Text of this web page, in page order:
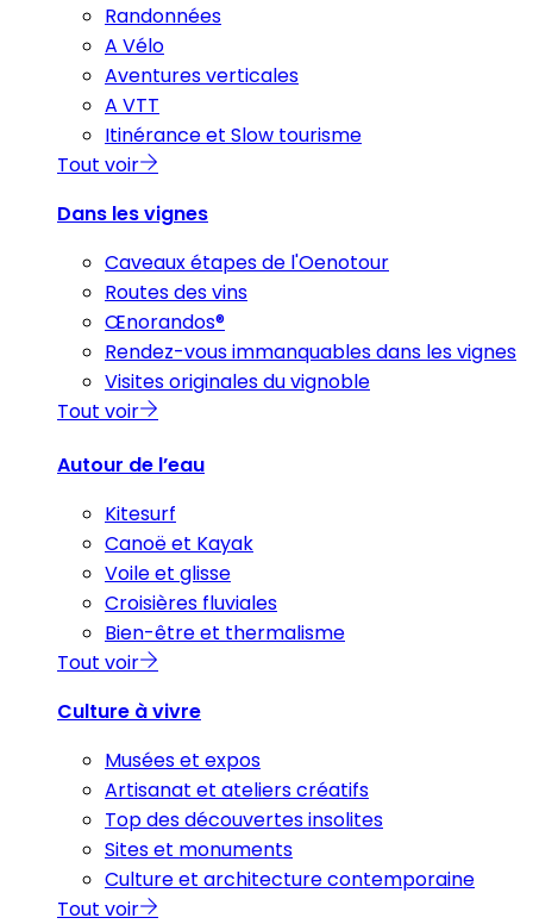
Randonnées
A Vélo
Aventures verticales
A VTT
Itinérance et Slow tourisme
Tout voir
Dans les vignes
Caveaux étapes de l'Oenotour
Routes des vins
Œnorandos®
Rendez-vous immanquables dans les vignes
Visites originales du vignoble
Tout voir
Autour de l’eau
Kitesurf
Canoë et Kayak
Voile et glisse
Croisières fluviales
Bien-être et thermalisme
Tout voir
Culture à vivre
Musées et expos
Artisanat et ateliers créatifs
Top des découvertes insolites
Sites et monuments
Culture et architecture contemporaine
Tout voir